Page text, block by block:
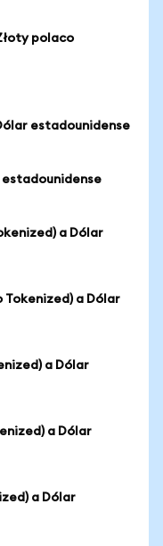
polaco
estadounidense
estadounidense
a Dólar
Tokenized) a Dólar
a Dólar
a Dólar
a Dólar